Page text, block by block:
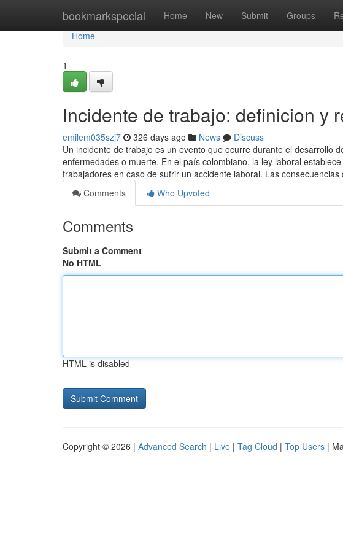
bookmarkspecial Home New Submit Groups
Home
Home
1
Incidente de trabajo: definicion y
emilem035szj7 326 days ago News
Discuss
Un incidente de trabajo es un evento que ocurre durante el desarrollo
enfermedades o muerte. En el país colombiano. la ley laboral
trabajadores en caso de sufrir un accidente laboral. Las consecuencias
Comments
Who Upvoted
Comments
Submit a Comment
No HTML
HTML is disabled
Copyright © 2026 | Advanced Search | Live | Tag Cloud | Top Users |